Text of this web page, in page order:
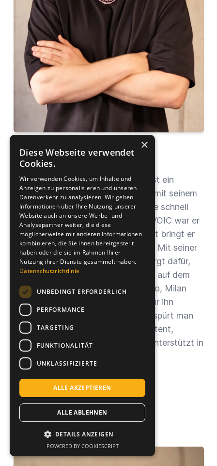
Intern
Milan, wie wir ihn bei uns nennen, ist ein
fröhlicher und offener Mensch, der mit seinem
Ehrgeiz und seiner positiven Energie schnell
alle mitreißt. Vor seiner Zeit bei REVOIC war er
als Personal Trainer aktiv, den Sport bringt er
natürlich auch bei uns ins Team ein. Mit seiner
Motivation steckt er alle an und sorgt dafür,
dass wir fit und gesund bleiben. Ob auf dem
Basketballfeld oder im Fitnessstudio, Milan
gibt immer Vollgas. Teamgeist ist für ihn
selbstverständlich, und genau das spürt man
auch bei seiner Arbeit: Egal ob Content,
Advertising oder Strategie, Milan unterstützt in
allen Bereichen, um sich später zu
spezialisieren.
×
Diese Webseite verwendet
Cookies.
Wir verwenden Cookies, um Inhalte und
Anzeigen zu personalisieren und unseren
Datenverkehr zu analysieren. Wir geben
Informationen über Ihre Nutzung unserer
Website auch an unsere Werbe- und
Analysepartner weiter, die diese
möglicherweise mit anderen Informationen
kombinieren, die Sie ihnen bereitgestellt
haben oder die sie im Rahmen Ihrer
Nutzung ihrer Dienste gesammelt haben.
Datenschutzrichtlinie
UNBEDINGT ERFORDERLICH
PERFORMANCE
TARGETING
FUNKTIONALITÄT
UNKLASSIFIZIERTE
ALLE AKZEPTIEREN
ALLE ABLEHNEN
DETAILS ANZEIGEN
POWERED BY COOKIESCRIPT